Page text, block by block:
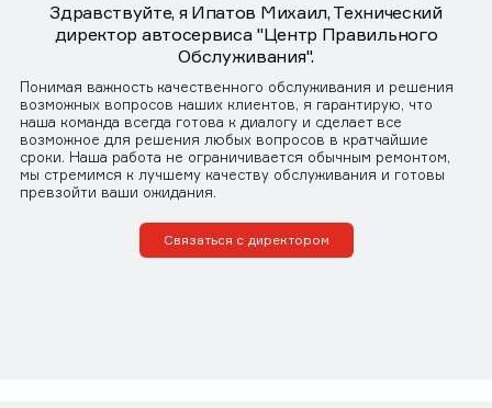
Здравствуйте, я Ипатов Михаил, Технический
директор автосервиса "Центр Правильного
Обслуживания".
Понимая важность качественного обслуживания и решения
возможных вопросов наших клиентов, я гарантирую, что
наша команда всегда готова к диалогу и сделает все
возможное для решения любых вопросов в кратчайшие
сроки. Наша работа не ограничивается обычным ремонтом,
мы стремимся к лучшему качеству обслуживания и готовы
превзойти ваши ожидания.
Связаться с директором